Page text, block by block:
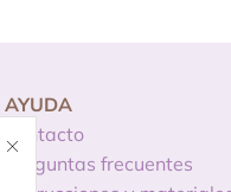
AYUDA
Contacto
Preguntas frecuentes